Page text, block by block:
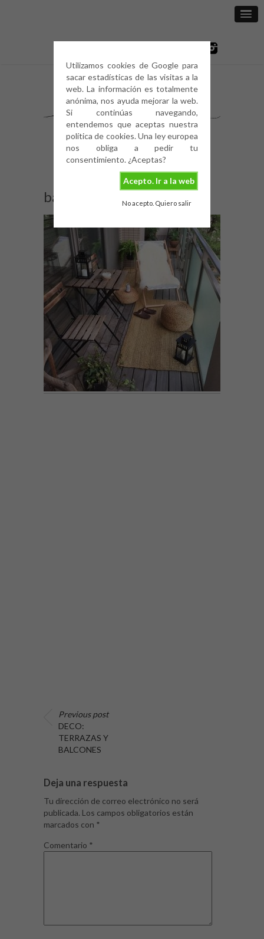
Utilizamos cookies de Google para
sacar estadísticas de las visitas a la
web. La información es totalmente
anónima, nos ayuda mejorar la web.
Si continúas navegando,
entendemos que aceptas nuestra
política de cookies. Una ley europea
nos obliga a pedir tu
consentimiento. ¿Aceptas?
Acepto. Ir a la web
No acepto. Quiero salir
balcones y terrazas (3)
Previous post
DECO:
TERRAZAS Y
BALCONES
Deja una respuesta
Tu dirección de correo electrónico no será
publicada. Los campos obligatorios están
marcados con *
Comentario *